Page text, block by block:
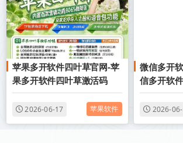
苹果多开软件四叶草官网-苹
果多开软件四叶草激活码
2026-06-17 苹果软件
微信多开
信多开软
2026-